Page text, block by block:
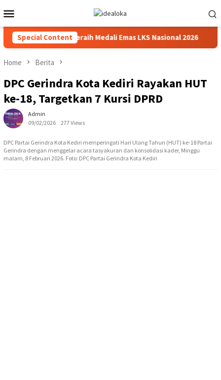
to
contentMenu
Special Content
Siswa Peraih Medali Emas LKS Nasional 2026
Home Berita
DPC Gerindra Kota Kediri Rayakan HUT
ke-18, Targetkan 7 Kursi DPRD
Admin
09/02/2026
277 Views
DPC Partai Gerindra Kota Kediri memperingati Hari Ulang Tahun (HUT) ke-18 Partai
Gerindra dengan menggelar acara tasyakuran dan konsolidasi kader, Minggu
malam, 8 Februari 2026. Foto: DPC Partai Gerindra Kota Kediri